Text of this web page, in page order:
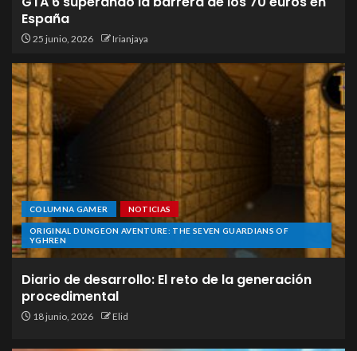
España
25 junio, 2026 Irianjaya
COLUMNA GAMER NOTICIAS
ORIGINAL DUNGEON AVENTURE: THE SEVEN GUARDIANS OF
YGHREN
Diario de desarrollo: El reto de la generación
procedimental
18 junio, 2026 Elid